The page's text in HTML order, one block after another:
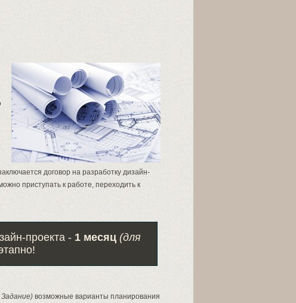
договор на разработку дизайн-
приступать к работе, переходить к
проекта - 1 месяц (для
возможные варианты планирования